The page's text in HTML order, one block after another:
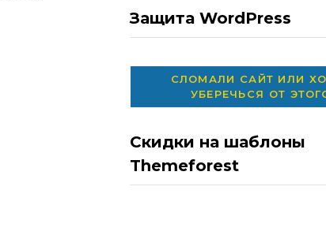
Защита WordPress
СЛОМАЛИ САЙТ ИЛИ
УБЕРЕЧЬСЯ ОТ
Скидки на шаблоны
Themeforest